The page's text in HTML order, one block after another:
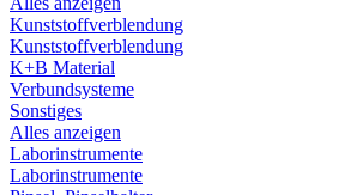
Kunststoffverblendung
Kunststoffverblendung
K+B Material
Verbundsysteme
Sonstiges
Alles anzeigen
Laborinstrumente
Laborinstrumente